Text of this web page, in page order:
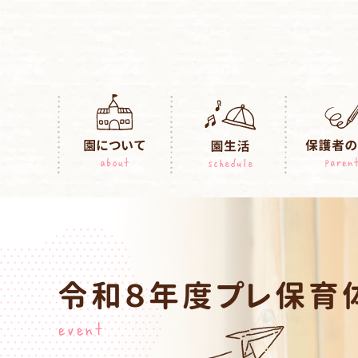
令和８年度プレ保育
event